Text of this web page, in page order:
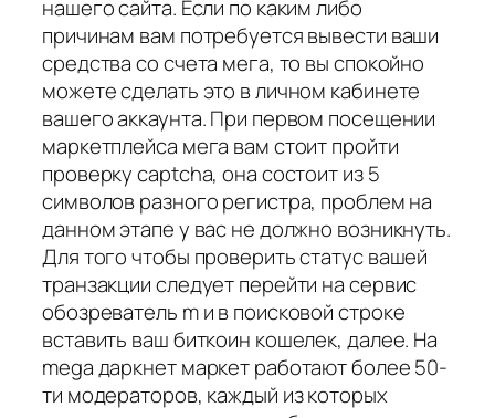
нашего сайта. Если по каким либо
причинам вам потребуется вывести ваши
средства со счета мега, то вы спокойно
можете сделать это в личном кабинете
вашего аккаунта. При первом посещении
маркетплейса мега вам стоит пройти
проверку captcha, она состоит из 5
символов разного регистра, проблем на
данном этапе у вас не должно возникнуть.
Для того чтобы проверить статус вашей
транзакции следует перейти на сервис
обозреватель m и в поисковой строке
вставить ваш биткоин кошелек, далее. На
mega даркнет маркет работают более 50-
ти модераторов, каждый из которых